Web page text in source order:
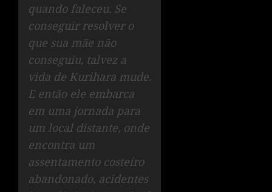
quando faleceu. Se
conseguir resolver o
que sua mãe não
conseguiu, talvez a
vida de Kurihara mude.
E então ele embarca
em uma jornada para
um local distante, onde
encontra um
assentamento costeiro
abandonado, acidentes